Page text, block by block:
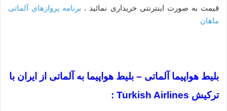
قیمت به صورت اینترنتی خریداری نمائید . برنامه پروازهای آلماتی
ماهان
بلیط هواپیما آلماتی – بلیط هواپیما به آلماتی از ایران با
ترکیش Turkish Airlines :